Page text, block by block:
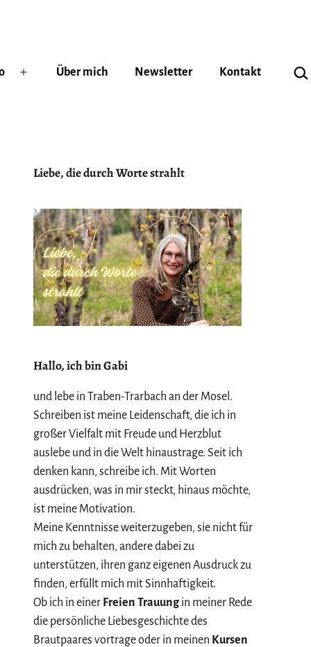
Über mich Newsletter Kontakt
Liebe, die durch Worte strahlt
Hallo, ich bin Gabi
und lebe in Traben-Trarbach an der Mosel.
Schreiben ist meine Leidenschaft, die ich in
großer Vielfalt mit Freude und Herzblut
auslebe und in die Welt hinaustrage. Seit ich
denken kann, schreibe ich. Mit Worten
ausdrücken, was in mir steckt, hinaus möchte,
ist meine Motivation.
Meine Kenntnisse weiterzugeben, sie nicht für
mich zu behalten, andere dabei zu
unterstützen, ihren ganz eigenen Ausdruck zu
finden, erfüllt mich mit Sinnhaftigkeit.
Ob ich in einer Freien Trauungin meiner Rede
die persönliche Liebesgeschichte des
Brautpaares vortrage oder in meinen Kursen